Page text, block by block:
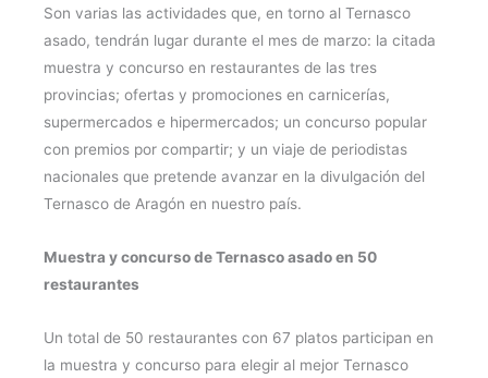
Son varias las actividades que, en torno al Ternasco
asado, tendrán lugar durante el mes de marzo: la citada
muestra y concurso en restaurantes de las tres
provincias; ofertas y promociones en carnicerías,
supermercados e hipermercados; un concurso popular
con premios por compartir; y un viaje de periodistas
nacionales que pretende avanzar en la divulgación del
Ternasco de Aragón en nuestro país.
Muestra y concurso de Ternasco asado en 50
restaurantes
Un total de 50 restaurantes con 67 platos participan en
la muestra y concurso para elegir al mejor Ternasco